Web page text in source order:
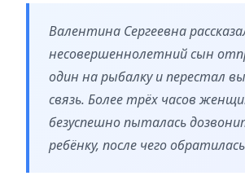
Валентина Сергеевна
несовершеннолетний сын
один на рыбалку и перестал
связь. Более трёх часов
безуспешно пыталась
ребёнку, после чего